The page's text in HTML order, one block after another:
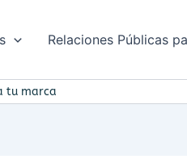
Relaciones Públicas
tu marca